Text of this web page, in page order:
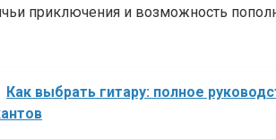
приключения и возможность
Как выбрать гитару: полное